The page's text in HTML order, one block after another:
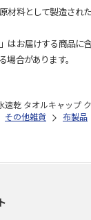
料として製造され
お届けする商品に含
合があります。
速乾 タオルキャップ
その他雑貨 布製品